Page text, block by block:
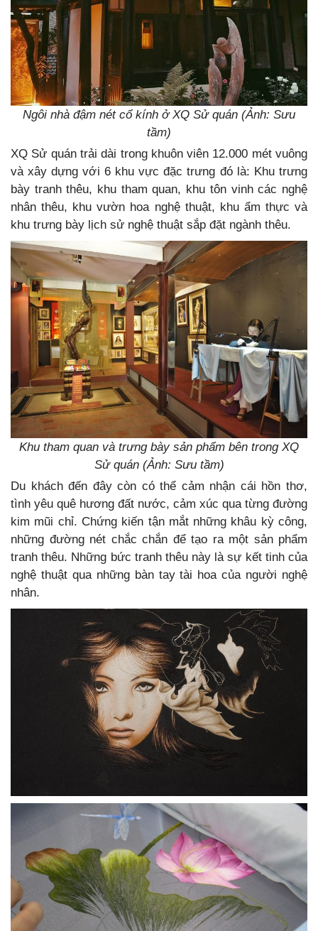
Ngôi nhà đậm nét cổ kính ở XQ Sử quán (Ảnh: Sưu
tầm)
XQ Sử quán trải dài trong khuôn viên 12.000 mét vuông
và xây dựng với 6 khu vực đặc trưng đó là: Khu trưng
bày tranh thêu, khu tham quan, khu tôn vinh các nghệ
nhân thêu, khu vườn hoa nghệ thuật, khu ẩm thực và
khu trưng bày lịch sử nghệ thuật sắp đặt ngành thêu.
Khu tham quan và trưng bày sản phẩm bên trong XQ
Sử quán (Ảnh: Sưu tầm)
Du khách đến đây còn có thể cảm nhận cái hồn thơ,
tình yêu quê hương đất nước, cảm xúc qua từng đường
kim mũi chỉ. Chứng kiến tận mắt những khâu kỳ công,
những đường nét chắc chắn để tạo ra một sản phẩm
tranh thêu. Những bức tranh thêu này là sự kết tinh của
nghệ thuật qua những bàn tay tài hoa của người nghệ
nhân.